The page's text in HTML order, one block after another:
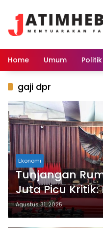
Home Umum Politik
gaji dpr
Ekonomi
Tunjangan
Juta Picu Kritik:
Agustus 31, 2025